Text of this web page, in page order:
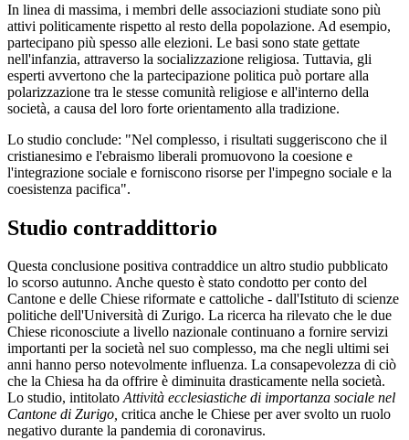
In linea di massima, i membri delle associazioni studiate sono più
attivi politicamente rispetto al resto della popolazione. Ad esempio,
partecipano più spesso alle elezioni. Le basi sono state gettate
nell'infanzia, attraverso la socializzazione religiosa. Tuttavia, gli
esperti avvertono che la partecipazione politica può portare alla
polarizzazione tra le stesse comunità religiose e all'interno della
società, a causa del loro forte orientamento alla tradizione.
Lo studio conclude: "Nel complesso, i risultati suggeriscono che il
cristianesimo e l'ebraismo liberali promuovono la coesione e
l'integrazione sociale e forniscono risorse per l'impegno sociale e la
coesistenza pacifica".
Studio contraddittorio
Questa conclusione positiva contraddice un altro studio pubblicato
lo scorso autunno. Anche questo è stato condotto per conto del
Cantone e delle Chiese riformate e cattoliche - dall'Istituto di scienze
politiche dell'Università di Zurigo. La ricerca ha rilevato che le due
Chiese riconosciute a livello nazionale continuano a fornire servizi
importanti per la società nel suo complesso, ma che negli ultimi sei
anni hanno perso notevolmente influenza. La consapevolezza di ciò
che la Chiesa ha da offrire è diminuita drasticamente nella società.
Lo studio, intitolatoAttività ecclesiastiche di importanza sociale nel
Cantone di Zurigo, critica anche le Chiese per aver svolto un ruolo
negativo durante la pandemia di coronavirus.